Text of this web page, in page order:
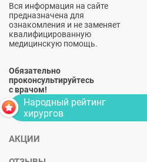
Вся информация на сайте
предназначена для
ознакомления и не заменяет
квалифицированную
медицинскую помощь.
Обязательно
проконсультируйтесь
с врачом!
Народный рейтинг
хирургов
АКЦИИ